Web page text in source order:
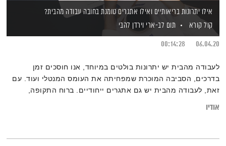
אילו יתרונות בריאותיים ואילו אתגרים טומנת בחובה עבודה מהבית?
קול קורא
תום לב-ארי וירדן להבי
06.04.20
00:14:28
לעבודה מהבית יש יתרונות בולטים במיוחד, אנו חוסכים זמן
בדרכים, הסביבה המוכרת שמפחיתה את העומס המנטלי ועוד. עם
זאת, לעבודה מהבית יש גם אתגרים ייחודיים. ברוח התקופה,
אודיו